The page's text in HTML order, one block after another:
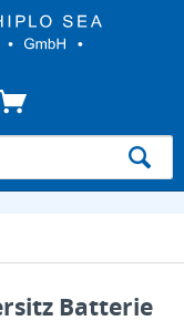
Batterie